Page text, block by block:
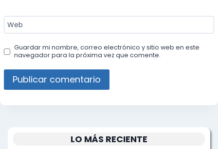
Web
Guardar mi nombre, correo electrónico y sitio web en este
navegador para la próxima vez que comente.
LO MÁS RECIENTE